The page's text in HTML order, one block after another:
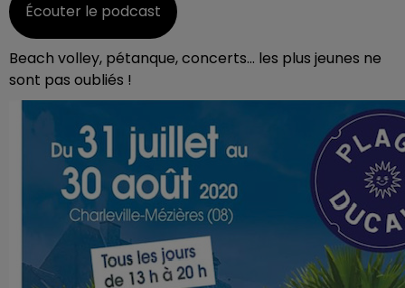
Écouter le podcast
Beach volley, pétanque, concerts... les plus jeunes ne
sont pas oubliés !